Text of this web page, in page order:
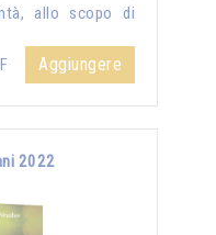
allo scopo di
Aggiungere
2022